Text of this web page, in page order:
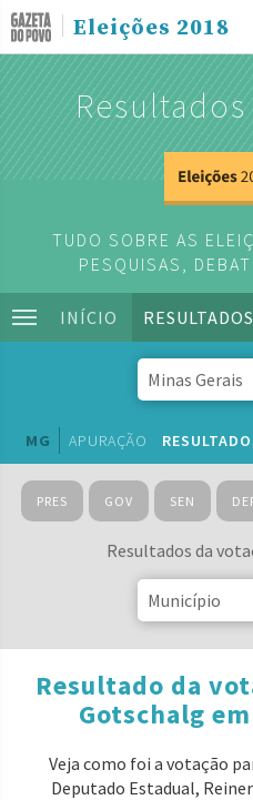
Eleições 2018
TUDO SOBRE AS
PESQUISAS,
INÍCIO RESULTADOS
MG APURAÇÃO
PRES GOV SEN
Resultados da
Resultado da
Gotschalg
Veja como foi a votação
Deputado Estadual,